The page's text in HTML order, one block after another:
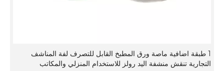
1 طبقة اضافية ماصة ورق المطبخ القابل للتصرف لفة المناشف
التجارية تنقش منشفة اليد رولز للاستخدام المنزلي والمكاتب